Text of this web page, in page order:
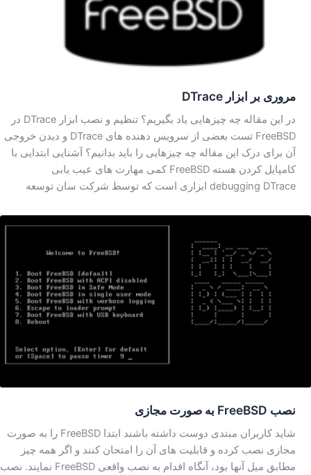
مروری بر ابزار DTrace
در این مقاله چه چیزهایی یاد بگیریم؟ تنظیم و نصب ابزار DTrace در
FreeBSD تست بعضی از سرویس دهنده های DTrace و دیدن خروجی
آن برای درک این مقاله چه چیزهایی را باید بدانیم؟ آشنایی ابتدایی با
کامپایل کردن هسته FreeBSD کمی مهارت های عیب یابی
debugging DTrace ابزاری است که توسط شرکت سان توسعه
نصب FreeBSD به صورت مجازی
شاید کاربران مبتدی دوست داشته باشند ابتدا FreeBSD را به صورت
مجازی نصب کرده و قابلیت های آن را امتحان کنند و اگر همه چیز
مطابق میل آنها بود، آنگاه اقدام به نصب واقعی FreeBSD نمایند. نصب